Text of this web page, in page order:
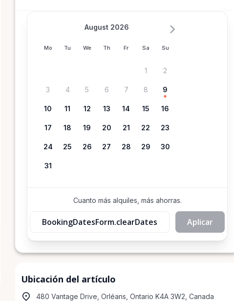
Mo Tu We Th Fr Sa Su
August 2026
1 2
3 4 5 6 7 8 9
10 11 12 13 14 15 16
17 18 19 20 21 22 23
24 25 26 27 28 29 30
31
Cuanto más alquiles, más ahorras.
BookingDatesForm.clearDates Aplicar
Ubicación del artículo
480 Vantage Drive, Orléans, Ontario K4A 3W2, Canada